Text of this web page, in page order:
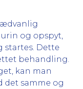
og opspyt,
Dette
behandling.
kan man
det samme og